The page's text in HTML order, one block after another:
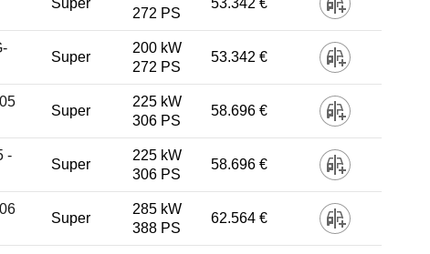
Super
272 PS
53.342 €
Super
200 kW
272 PS
53.342 €
Super
225 kW
306 PS
58.696 €
-
Super
225 kW
306 PS
58.696 €
Super
285 kW
388 PS
62.564 €